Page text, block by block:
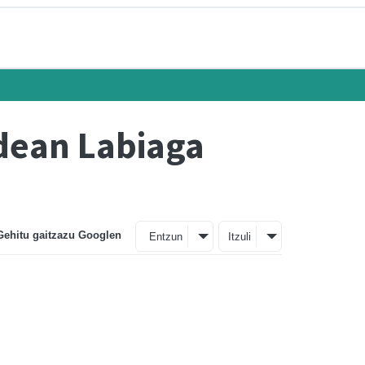
Labiaga
gaitzazu Googlen Entzun Itzuli